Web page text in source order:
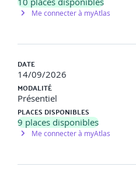
Me connecter à myAtlas
DATE
14/09/2026
MODALITÉ
Présentiel
PLACES DISPONIBLES
9 places disponibles
Me connecter à myAtlas